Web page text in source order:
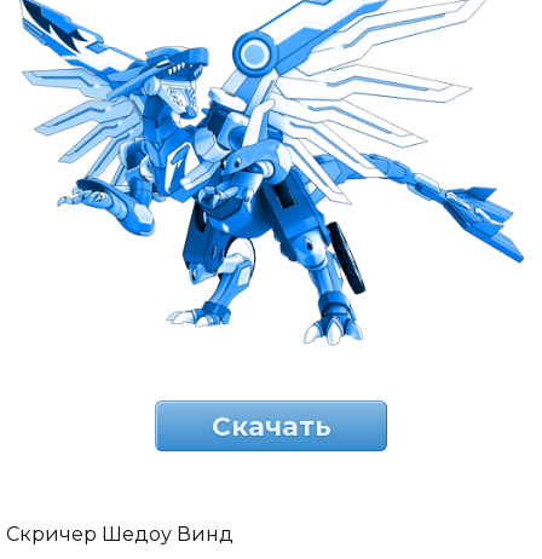
Скачать
Скричер Шедоу Винд